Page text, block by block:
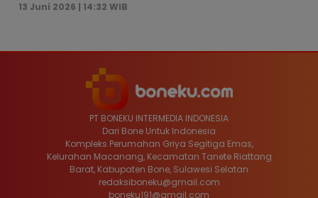
13 Juni 2026 | 14:32 WIB
PT BONEKU INTERMEDIA INDONESIA
Dari Bone Untuk Indonesia
Kompleks Perumahan Griya Segitiga Emas,
Kelurahan Macanang, Kecamatan Tanete Riattang
Barat, Kabupaten Bone, Sulawesi Selatan
redaksiboneku@gmail.com
boneku191@gmail.com